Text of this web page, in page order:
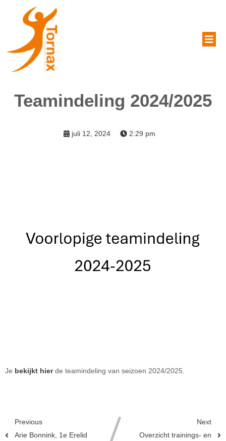
Teamindeling 2024/2025
juli 12, 2024 2:29 pm
Je bekijkt hierde teamindeling van seizoen 2024/2025.
Previous
Arie Bonnink, 1e Erelid
Next
Overzicht trainings- en